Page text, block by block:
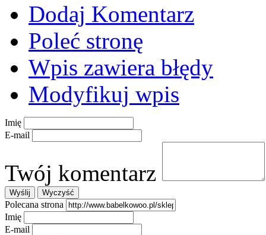
Dodaj Komentarz
Poleć stronę
Wpis zawiera błędy
Modyfikuj wpis
Imię
E-mail
Twój komentarz
Polecana strona
Imię
E-mail